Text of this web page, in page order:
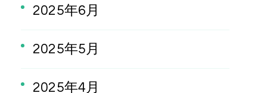
2025年6月
2025年5月
2025年4月